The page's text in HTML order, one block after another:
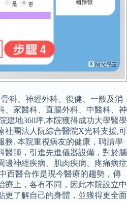
科、神經外科、復健、一般及消
、家醫科、直腸外科、中醫科、神
建地360坪,本院獲得成功大學醫學
社團法人阮綜合醫院X光科支援,可
務. 本院重視病友的健康，聘請學
醫師，引進先進儀器設備，對於腦
邊神經疾病、肌肉疾病、疼痛病症
西醫合作是現今醫療的趨勢，傳
療上，各有不同，因此本院設立中
更了解自己的身體，並獲得更全面